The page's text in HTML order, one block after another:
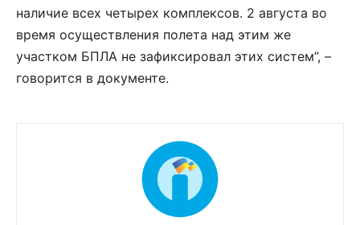
наличие всех четырех комплексов. 2 августа во
время осуществления полета над этим же
участком БПЛА не зафиксировал этих систем”, –
говорится в документе.